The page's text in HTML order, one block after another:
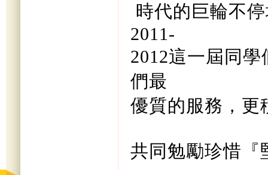
時代的巨輪不
2011-
2012這一屆同
們最
優質的服務，更
共同勉勵珍惜『